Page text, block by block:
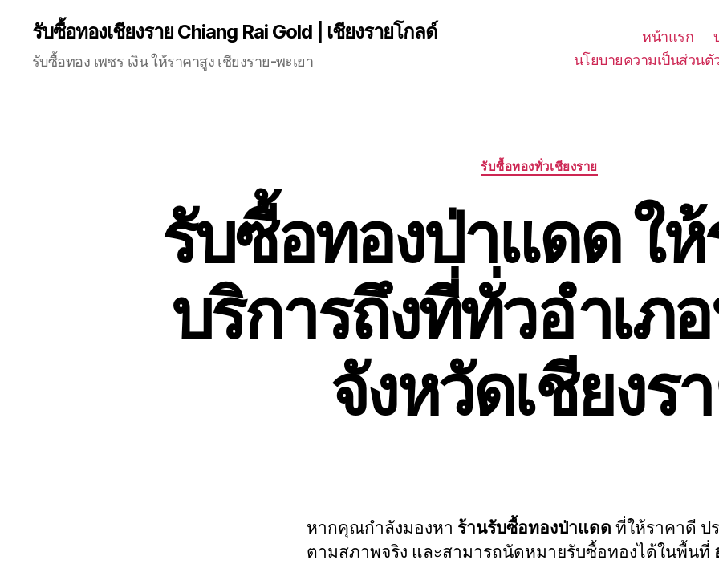
รับซื้อทองเชียงราย Chiang Rai Gold | เชียงรายโกลด์
รับซื้อทอง เพชร เงิน ให้ราคาสูง เชียงราย-พะเยา
หน้าแรก
นโยบายความเป็นส่วนตั
Categories
รับซื้อทองทั่วเชียงราย
รับซื้อทองป่าแดด ให้
บริการถึงที่ทั่วอำเภ
จังหวัดเชียงร
หากคุณกำลังมองหา ร้านรับซื้อทองป่าแดด ที่ให้ราคาดี ป
ตามสภาพจริง และสามารถนัดหมายรับซื้อทองได้ในพื้นที่